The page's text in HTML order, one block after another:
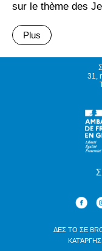
sur le thème des
Plus
31,
ΔΕΣ ΤΟ ΣΕ